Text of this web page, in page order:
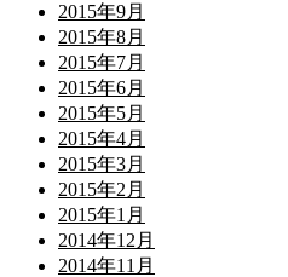
2015年9月
2015年8月
2015年7月
2015年6月
2015年5月
2015年4月
2015年3月
2015年2月
2015年1月
2014年12月
2014年11月